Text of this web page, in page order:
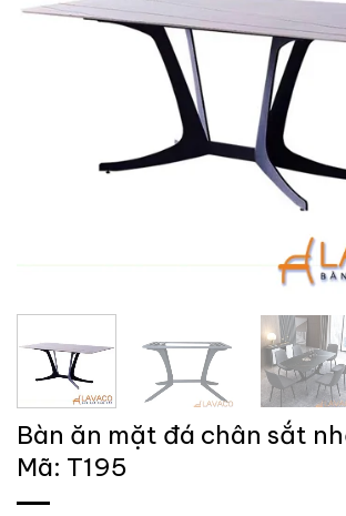
Bàn ăn mặt đá chân sắt
Mã: T195